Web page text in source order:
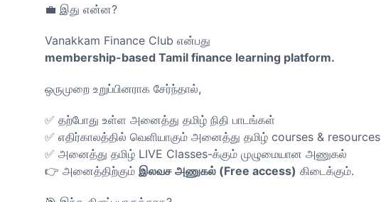
💼 இது என்ன?
Vanakkam Finance Club என்பது
membership-based Tamil finance learning platform.
ஒருமுறை உறுப்பினராக சேர்ந்தால்,
✅ தற்போது உள்ள அனைத்து தமிழ் நிதி பாடங்கள்
✅ எதிர்காலத்தில் வெளியாகும் அனைத்து தமிழ் courses & resources
✅ அனைத்து தமிழ் LIVE Classes-க்கும் முழுமையான அணுகல்
👉 அனைத்திற்கும் இலவச அணுகல் (Free access) கிடைக்கும்.